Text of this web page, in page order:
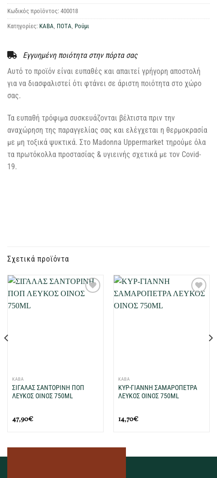
Κωδικός προϊόντος: 400018
Κατηγορίες: ΚΑΒΑ, ΠΟΤΑ, Ρούμι
Εγγυημένη ποιότητα στην πόρτα σας
Αυτό το προϊόν είναι ευπαθές και απαιτεί γρήγορη αποστολή
για να διασφαλιστεί ότι φτάνει σε άριστη ποιότητα στο χώρο
σας.
Τα ευπαθή τρόφιμα συσκευάζονται βέλτιστα πριν την
αναχώρηση της παραγγελίας σας και ελέγχεται η θερμοκρασία
με μη τοξικά ψυκτικά. Στο Madonna Uppermarket τηρούμε όλα
τα πρωτόκολλα προστασίας & υγιεινής σχετικά με τον Covid-
19.
Σχετικά προϊόντα
ΚΑΒΑ
ΣΙΓΑΛΑΣ ΣΑΝΤΟΡΙΝΗ ΠΟΠ
ΛΕΥΚΟΣ ΟΙΝΟΣ 750ML
47,90€
ΚΑΒΑ
ΚΥΡ-ΓΙΑΝΝΗ ΣΑΜΑΡΟΠΕΤΡΑ
ΛΕΥΚΟΣ ΟΙΝΟΣ 750ML
14,70€